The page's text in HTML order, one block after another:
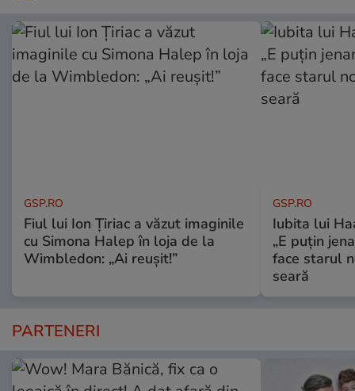
GSP.RO
Fiul lui Ion Țiriac a văzut imaginile
cu Simona Halep în loja de la
Wimbledon: „Ai reușit!”
GSP.RO
Iubita lui
„E puțin
face starul
seară
PARTENERI